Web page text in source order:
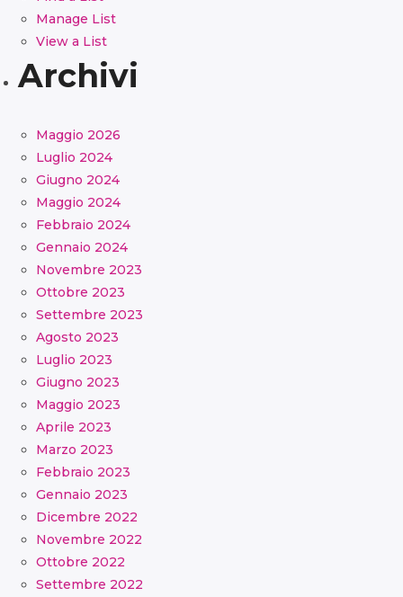
Manage List
View a List
Archivi
Maggio 2026
Luglio 2024
Giugno 2024
Maggio 2024
Febbraio 2024
Gennaio 2024
Novembre 2023
Ottobre 2023
Settembre 2023
Agosto 2023
Luglio 2023
Giugno 2023
Maggio 2023
Aprile 2023
Marzo 2023
Febbraio 2023
Gennaio 2023
Dicembre 2022
Novembre 2022
Ottobre 2022
Settembre 2022